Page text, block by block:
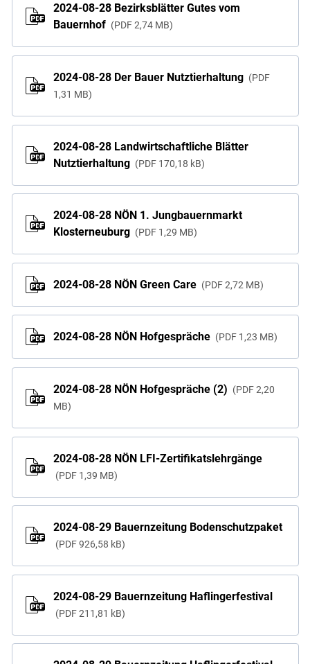
2024-08-28 Bezirksblätter Gutes vom
Bauernhof
PDF 2,74 MB
2024-08-28 Der Bauer Nutztierhaltung
PDF
1,31 MB
2024-08-28 Landwirtschaftliche Blätter
Nutztierhaltung
PDF 170,18 kB
2024-08-28 NÖN 1. Jungbauernmarkt
Klosterneuburg
PDF 1,29 MB
2024-08-28 NÖN Green Care PDF 2,72 MB
2024-08-28 NÖN Hofgespräche PDF 1,23 MB
2024-08-28 NÖN Hofgespräche (2) PDF 2,20
MB
2024-08-28 NÖN LFI-Zertifikatslehrgänge
PDF 1,39 MB
2024-08-29 Bauernzeitung Bodenschutzpaket
PDF 926,58 kB
2024-08-29 Bauernzeitung Haflingerfestival
PDF 211,81 kB